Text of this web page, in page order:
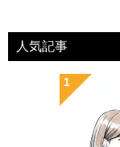
人気記事